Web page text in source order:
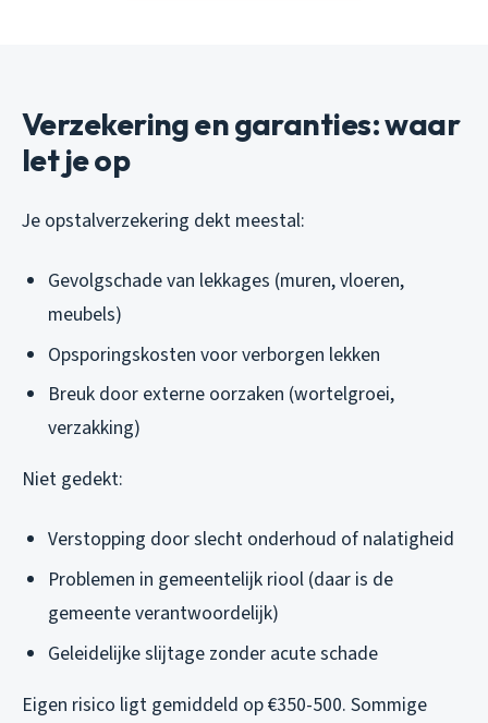
Verzekering en garanties: waar
let je op
Je opstalverzekering dekt meestal:
Gevolgschade van lekkages (muren, vloeren,
meubels)
Opsporingskosten voor verborgen lekken
Breuk door externe oorzaken (wortelgroei,
verzakking)
Niet gedekt:
Verstopping door slecht onderhoud of nalatigheid
Problemen in gemeentelijk riool (daar is de
gemeente verantwoordelijk)
Geleidelijke slijtage zonder acute schade
Eigen risico ligt gemiddeld op €350-500. Sommige